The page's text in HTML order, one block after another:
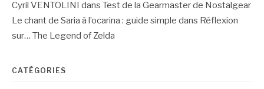
Cyril VENTOLINI dans Test de la Gearmaster de Nostalgear
Le chant de Saria à l’ocarina : guide simple dans Réflexion
sur… The Legend of Zelda
CATÉGORIES